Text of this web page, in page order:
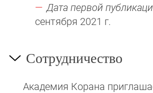
Дата первой
сентября 2021 г.
Сотрудничество
Академия Корана